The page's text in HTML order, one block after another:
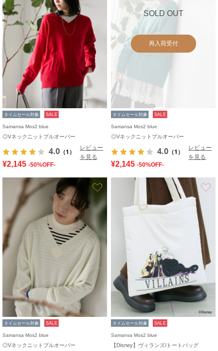
タイムセール対象 SALE
Samansa Mos2 blue
◎Vネックニットプルオーバー
4.0 （1）
レビュー
を見る
¥2,145 -50%OFF-
SOLD OUT
再入荷受付
タイムセール対象 SALE
Samansa Mos2 blue
◎Vネックニットプルオーバー
4.0 （1）
レビュー
を見る
¥2,145 -50%OFF-
お気に入り
タイムセール対象 SALE
Samansa Mos2 blue
◎Vネックニットプルオーバー
タイムセール対象 SALE
Samansa Mos2 blue
【Disney】ヴィランズ/トートバッグ